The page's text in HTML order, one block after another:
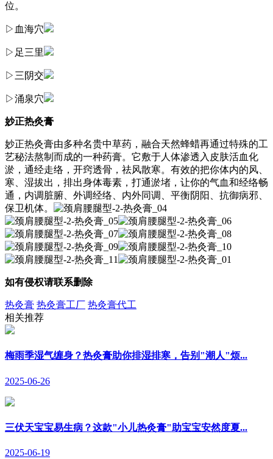
位。
▷血海穴
▷足三里
▷三阴交
▷涌泉穴
妙正热灸膏
妙正热灸膏由多种名贵中草药，融合天然蜂蜡再通过特殊的工
艺秘法熬制而成的一种药膏。它敷于人体渗透入皮肤活血化
淤，通经走络，开窍透骨，祛风散寒。有效的把你体内的风、
寒、湿拔出，排出身体毒素，打通淤堵，让你的气血和经络畅
通，内调脏腑、外调经络、内外同调、平衡阴阳、抗御病邪、
保卫机体。
如有侵权请联系删除
热灸膏 热灸膏工厂 热灸膏代工
相关推荐
梅雨季湿气缠身？热灸膏助你排湿排寒，告别"潮人"烦...
2025-06-26
三伏天宝宝易生病？这款"小儿热灸膏"助宝宝安然度夏...
2025-06-19